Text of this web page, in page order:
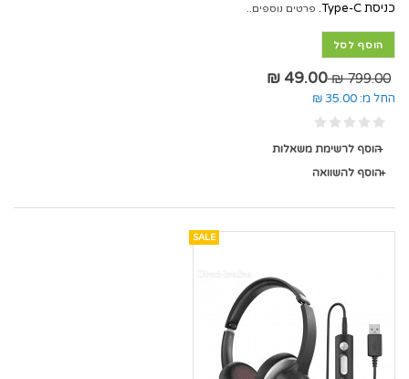
כניסת Type-C.
פרטים נוספים..
הוסף לסל
799.00 ₪
49.00 ₪
החל מ: 35.00 ₪
הוסף לרשימת משאלות
הוסף להשוואה
SALE